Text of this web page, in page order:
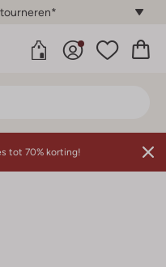
tot 70% korting!